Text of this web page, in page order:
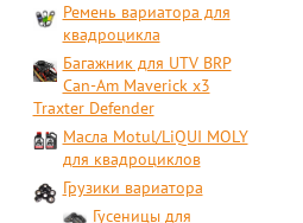
Ремень вариатора для
квадроцикла
Багажник для UTV BRP
Can-Am Maverick x3
Traxter Defender
Масла Motul/LiQUI MOLY
для квадроциклов
Грузики вариатора
Гусеницы для